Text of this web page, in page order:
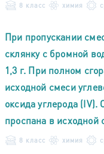
8 класс химия
При пропускании
склянку с бромной
1,3 г. При полном
исходной смеси
оксида углерода
проспана в исходной
8 класс химия